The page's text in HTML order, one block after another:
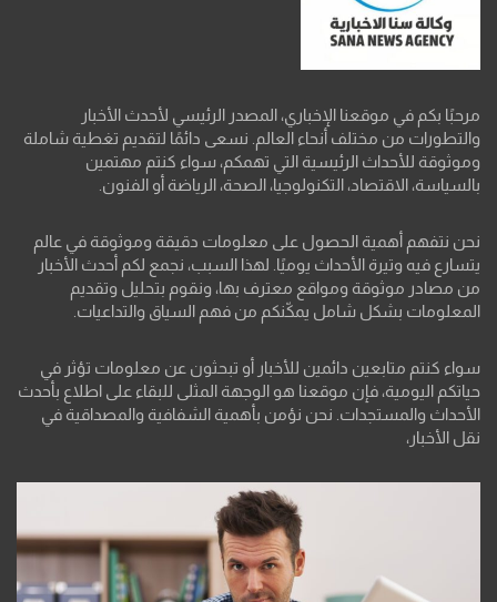
مرحبًا بكم في موقعنا الإخباري، المصدر الرئيسي لأحدث الأخبار
والتطورات من مختلف أنحاء العالم. نسعى دائمًا لتقديم تغطية شاملة
وموثوقة للأحداث الرئيسية التي تهمكم، سواء كنتم مهتمين
بالسياسة، الاقتصاد، التكنولوجيا، الصحة، الرياضة أو الفنون.
نحن نتفهم أهمية الحصول على معلومات دقيقة وموثوقة في عالم
يتسارع فيه وتيرة الأحداث يوميًا. لهذا السبب، نجمع لكم أحدث الأخبار
من مصادر موثوقة ومواقع معترف بها، ونقوم بتحليل وتقديم
المعلومات بشكل شامل يمكّنكم من فهم السياق والتداعيات.
سواء كنتم متابعين دائمين للأخبار أو تبحثون عن معلومات تؤثر في
حياتكم اليومية، فإن موقعنا هو الوجهة المثلى للبقاء على اطلاع بأحدث
الأحداث والمستجدات. نحن نؤمن بأهمية الشفافية والمصداقية في
نقل الأخبار،